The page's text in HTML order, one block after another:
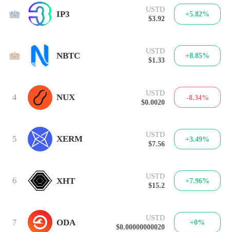
2 IP3
USTD
$3.92
+5.82%
3 NBTC
USTD
$1.33
+8.85%
4 NUX
USTD
$0.0020
-8.34%
5 XERM
USTD
$7.56
+3.49%
6 XHT
USTD
$15.2
+7.96%
7 ODA
USTD
$0.00000000020
+0%